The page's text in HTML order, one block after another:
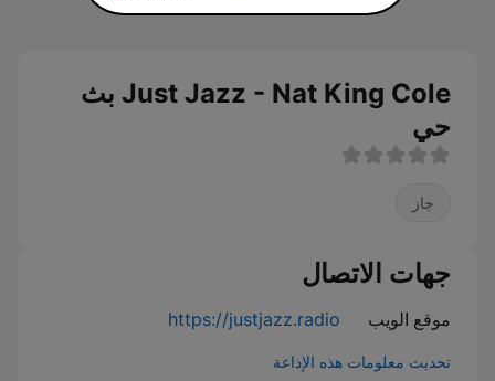
Just Jazz - Nat King Cole بث
حي
جاز
جهات الاتصال
موقع الويب https://justjazz.radio
تحديث معلومات هذه الإذاعة